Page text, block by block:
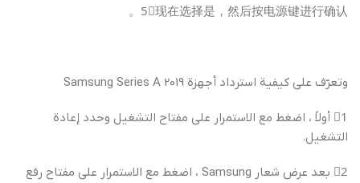
5⃣现在选择是，然后按电源键进行确认。
وتعرّف على كيفية استرداد أجهزة Samsung Series A 2019
1⃣ أولاً ، اضغط مع الاستمرار على مفتاح التشغيل وحدد إعادة
التشغيل.
2⃣ بعد عرض شعار Samsung ، اضغط مع الاستمرار على مفتاح رفع